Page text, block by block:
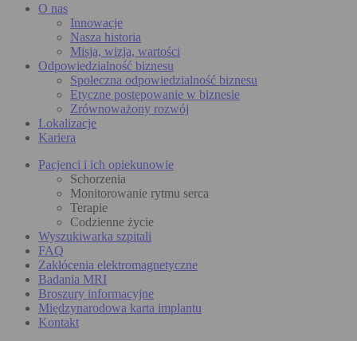
O nas
Innowacje
Nasza historia
Misja, wizja, wartości
Odpowiedzialność biznesu
Społeczna odpowiedzialność biznesu
Etyczne postępowanie w biznesie
Zrównoważony rozwój
Lokalizacje
Kariera
Pacjenci i ich opiekunowie
Schorzenia
Monitorowanie rytmu serca
Terapie
Codzienne życie
Wyszukiwarka szpitali
FAQ
Zakłócenia elektromagnetyczne
Badania MRI
Broszury informacyjne
Międzynarodowa karta implantu
Kontakt